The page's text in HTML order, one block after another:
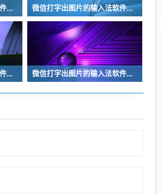
微信打字出图片的输入法软件有什么 打字出图片的输入法软件前五 微信打字出图片的输入法软件有什么 打字出图片的输入法软件前五
微信打字出图片的输入法软件有什么 打字出图片的输入法软件前五 微信打字出图片的输入法软件有什么 打字出图片的输入法软件前五